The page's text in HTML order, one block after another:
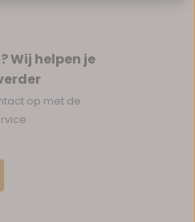
Wij helpen je
op met de